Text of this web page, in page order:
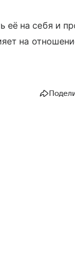
её на себя и
на